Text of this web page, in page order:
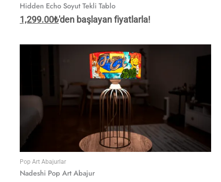
Hidden Echo Soyut Tekli Tablo
1,299.00₺'den başlayan fiyatlarla!
Pop Art Abajurlar
Nadeshi Pop Art Abajur